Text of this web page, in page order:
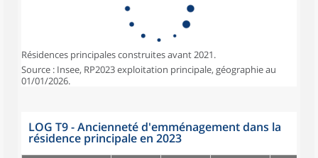
Résidences principales construites avant 2021.
Source : Insee, RP2023 exploitation principale, géographie au
01/01/2026.
LOG T9 - Ancienneté d'emménagement dans la
résidence principale en 2023